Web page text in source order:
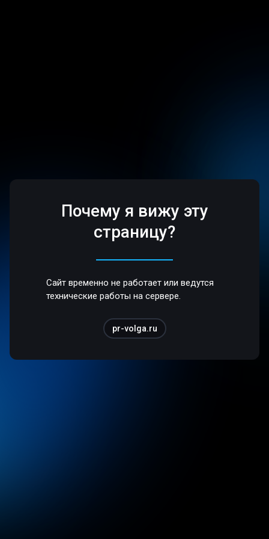
Почему я вижу эту
страницу?
Сайт временно не работает или ведутся
технические работы на сервере.
pr-volga.ru